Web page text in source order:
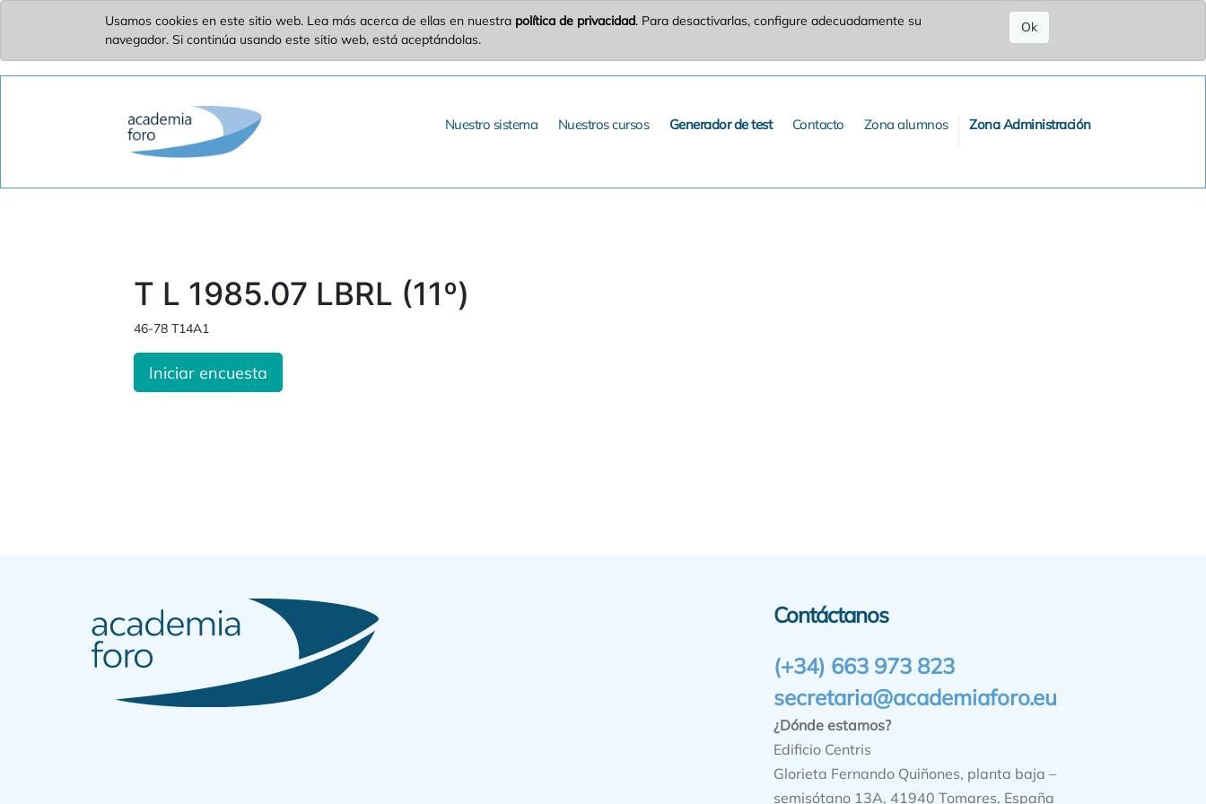
Usamos cookies en este sitio web. Lea más acerca de ellas en nuestra política de privacidad. Para desactivarlas, configure adecuadamente su
navegador. Si continúa usando este sitio web, está aceptándolas.
Ok
Nuestro sistema Nuestros cursos Generador de test Contacto Zona alumnos Zona Administración
T L 1985.07 LBRL (11º)
46-78 T14A1
Iniciar encuesta
Contáctanos
(+34) 663 973 823
secretaria@academiaforo.eu
¿Dónde estamos?
Edificio Centris
Glorieta Fernando Quiñones, planta baja –
semisótano 13A, 41940 Tomares, España